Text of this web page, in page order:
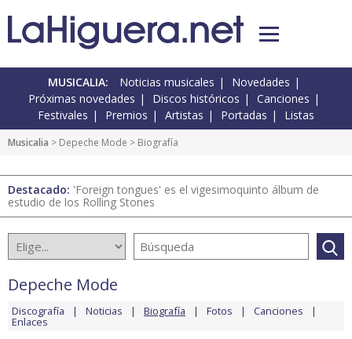
MUSICALIA: Noticias musicales
Novedades
Próximas novedades
Discos históricos
Canciones
Festivales
Premios Artistas Portadas Listas
Musicalia > Depeche Mode > Biografía
Destacado: 'Foreign tongues' es el vigesimoquinto álbum de
estudio de los Rolling Stones
Depeche Mode
Discografía Noticias Biografía Fotos Canciones
Enlaces